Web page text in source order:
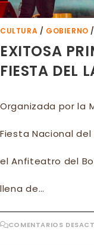
CULTURA / GOBIERNO /
EXITOSA
FIESTA DEL
Organizada por la
Fiesta Nacional
el Anfiteatro del
llena de…
COMENTARIOS